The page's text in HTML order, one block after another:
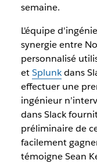
semaine.
L'équipe
synergie entre
personnalisé
etSplunkdans
effectuer une
ingénieur
dans Slack
préliminaire de
facilement
témoigne Sean